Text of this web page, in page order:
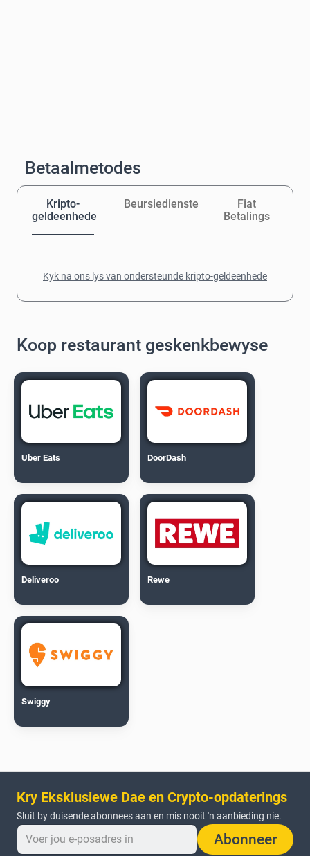
Betaalmetodes
Kripto-
geldeenhede
Beursiedienste
Fiat
Betalings
Kyk na ons lys van ondersteunde kripto-geldeenhede
Koop restaurant geskenkbewyse
Uber Eats DoorDash
Deliveroo Rewe
Swiggy
Kry Eksklusiewe Dae en Crypto-opdaterings
Sluit by duisende abonnees aan en mis nooit 'n aanbieding nie.
Abonneer